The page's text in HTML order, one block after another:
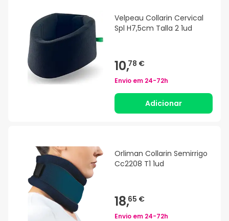
Velpeau Collarin Cervical
Spl H7,5cm Talla 2 1ud
10,78 €
Envio em 24-72h
Adicionar
Orliman Collarin Semirrigo
Cc2208 T1 1ud
18,65 €
Envio em 24-72h